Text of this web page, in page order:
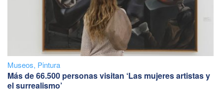
Museos, Pintura
Más de 66.500 personas visitan ‘Las mujeres artistas y
el surrealismo’